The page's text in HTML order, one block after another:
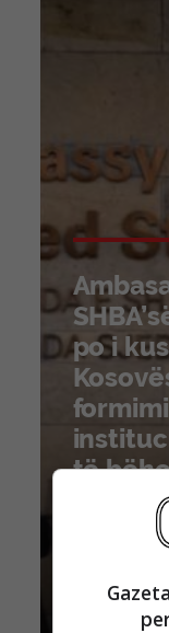
po i
të
e